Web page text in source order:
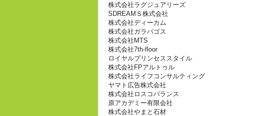
株式会社ラグジュアリーズ
SDREAMＳ株式会社
株式会社ディーカム
株式会社ガラパゴス
株式会社MTS
株式会社7th-floor
ロイヤルプリンセススタイル
株式会社FPアルトゥル
株式会社ライフコンサルティング
ヤマト広告株式会社
株式会社ロスコバランス
原アカデミー有限会社
株式会社やまと石材